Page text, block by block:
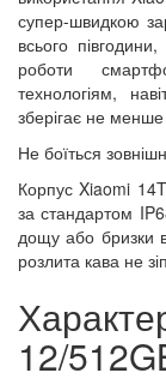
супер-швидкою
всього
роботи
технологіям,
зберігає не менше
Не боїться
Корпус Xiaomi
за стандартом
дощу або бризки
розлита кава не
12/